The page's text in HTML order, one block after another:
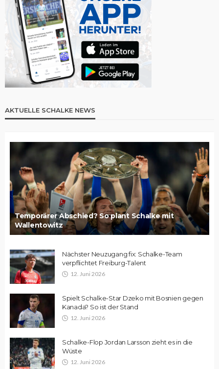
AKTUELLE SCHALKE NEWS
Temporärer Abschied? So plant Schalke mit
Wallentowitz
Nächster Neuzugang fix: Schalke-Team
verpflichtet Freiburg-Talent
12. Juni 2026
Spielt Schalke-Star Dzeko mit Bosnien gegen
Kanada? So ist der Stand
12. Juni 2026
Schalke-Flop Jordan Larsson zieht es in die
Wüste
12. Juni 2026